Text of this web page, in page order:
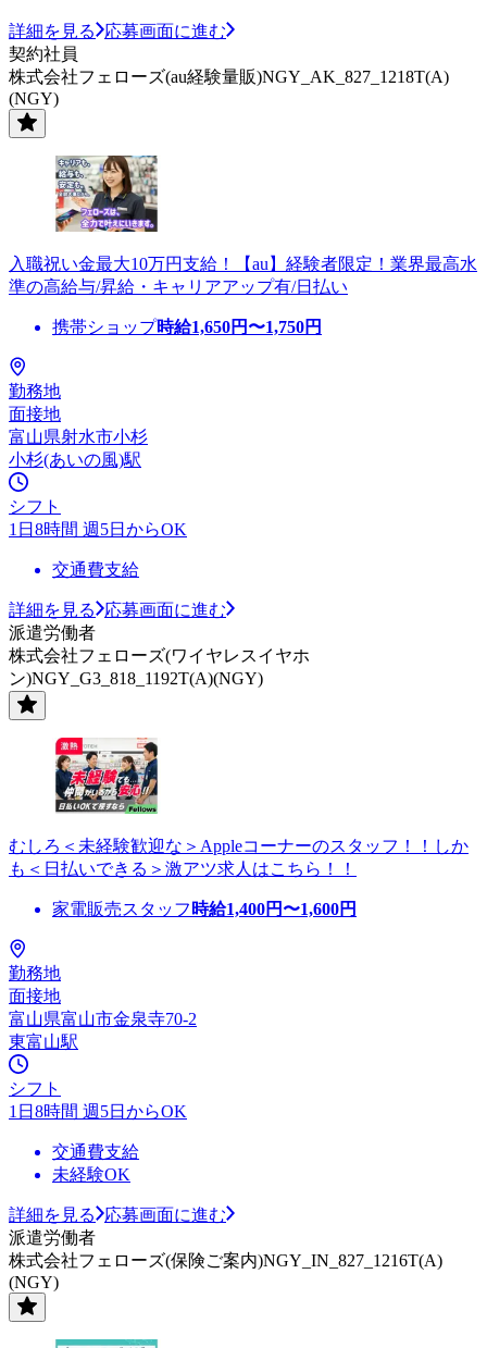
詳細を見る
応募画面に進む
契約社員
株式会社フェローズ(au経験量販)NGY_AK_827_1218T(A)
(NGY)
入職祝い金最大10万円支給！【au】経験者限定！業界最高水
準の高給与/昇給・キャリアアップ有/日払い
携帯ショップ時給1,650円〜1,750円
勤務地
面接地
富山県射水市小杉
小杉(あいの風)駅
シフト
1日8時間 週5日からOK
交通費支給
詳細を見る
応募画面に進む
派遣労働者
株式会社フェローズ(ワイヤレスイヤホ
ン)NGY_G3_818_1192T(A)(NGY)
むしろ＜未経験歓迎な＞Appleコーナーのスタッフ！！しか
も＜日払いできる＞激アツ求人はこちら！！
家電販売スタッフ 時給1,400円〜1,600円
勤務地
面接地
富山県富山市金泉寺70-2
東富山駅
シフト
1日8時間 週5日からOK
交通費支給
未経験OK
詳細を見る
応募画面に進む
派遣労働者
株式会社フェローズ(保険ご案内)NGY_IN_827_1216T(A)
(NGY)